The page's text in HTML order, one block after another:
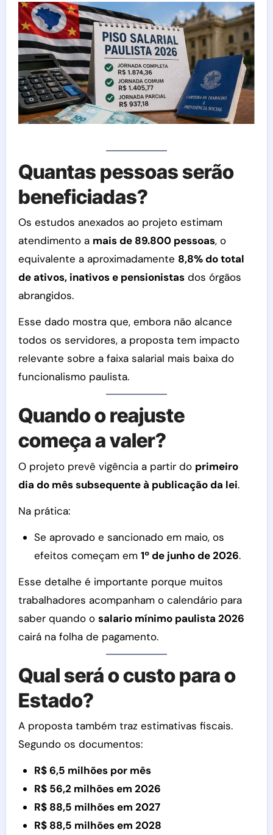
Quantas pessoas serão
beneficiadas?
Os estudos anexados ao projeto estimam
atendimento a mais de 89.800 pessoas, o
equivalente a aproximadamente 8,8% do total
de ativos, inativos e pensionistasdos órgãos
abrangidos.
Esse dado mostra que, embora não alcance
todos os servidores, a proposta tem impacto
relevante sobre a faixa salarial mais baixa do
funcionalismo paulista.
Quando o reajuste
começa a valer?
O projeto prevê vigência a partir do primeiro
dia do mês subsequente à publicação da lei.
Na prática:
Se aprovado e sancionado em maio, os
efeitos começam em 1º de junho de 2026.
Esse detalhe é importante porque muitos
trabalhadores acompanham o calendário para
saber quando o salario mínimo paulista 2026
cairá na folha de pagamento.
Qual será o custo para o
Estado?
A proposta também traz estimativas fiscais.
Segundo os documentos:
R$ 6,5 milhões por mês
R$ 56,2 milhões em 2026
R$ 88,5 milhões em 2027
R$ 88,5 milhões em 2028